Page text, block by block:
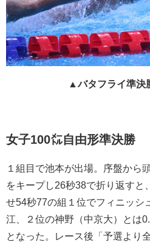
▲バタフライ準決
女子100㍍自由形準決勝
１組目で池本が出場。序盤から
をキープし26秒38で折り返すと
せ54秒77の組１位でフィニッシ
江、２位の神野（中京大）とは
となった。レース後「予選より